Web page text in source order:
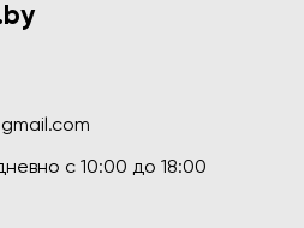
c 10:00 до 18:00